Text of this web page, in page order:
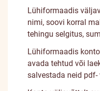
Lühiformaadis
nimi, soovi korral
tehingu selgitus,
Lühiformaadis
avada tehtud või
salvestada neid